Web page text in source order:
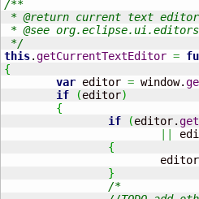
/**
* @return current text
* @see
*/
this.getCurrentTextEditor =
{
var editor = window.
if
(editor)
{
if
(editor.
{
			editor
}
/*